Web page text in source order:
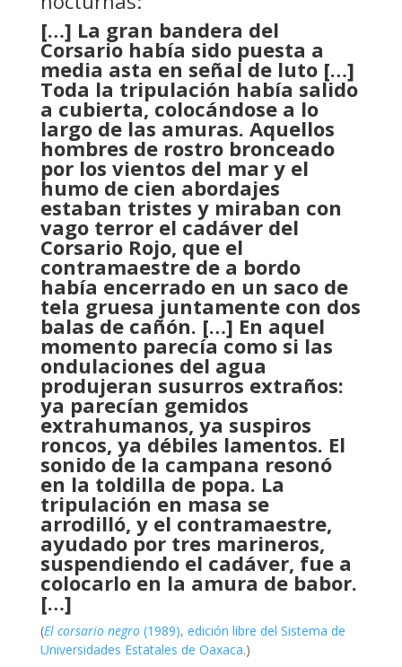
[…] La gran bandera del
Corsario había sido puesta a
media asta en señal de luto […]
Toda la tripulación había salido
a cubierta, colocándose a lo
largo de las amuras. Aquellos
hombres de rostro bronceado
por los vientos del mar y el
humo de cien abordajes
estaban tristes y miraban con
vago terror el cadáver del
Corsario Rojo, que el
contramaestre de a bordo
había encerrado en un saco de
tela gruesa juntamente con dos
balas de cañón. […] En aquel
momento parecía como si las
ondulaciones del agua
produjeran susurros extraños:
ya parecían gemidos
extrahumanos, ya suspiros
roncos, ya débiles lamentos. El
sonido de la campana resonó
en la toldilla de popa. La
tripulación en masa se
arrodilló, y el contramaestre,
ayudado por tres marineros,
suspendiendo el cadáver, fue a
colocarlo en la amura de babor.
[…]
(El corsario negro (1989), edición libre del Sistema de
Universidades Estatales de Oaxaca.)